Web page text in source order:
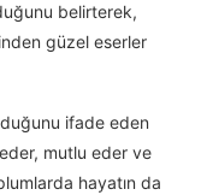
belirterek,
güzel eserler
ifade eden
eder, mutlu eder ve
hayatın da